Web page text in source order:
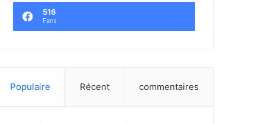
516
Fans
Populaire Récent commentaires